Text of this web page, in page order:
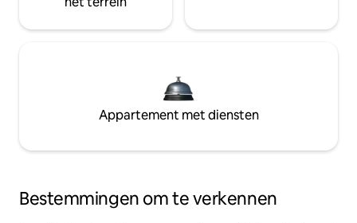
Appartement met diensten
Bestemmingen om te verkennen